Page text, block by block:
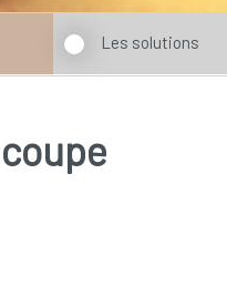
Les solutions